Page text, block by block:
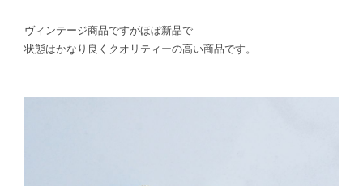
ヴィンテージ商品ですがほぼ新品で
状態はかなり良くクオリティーの高い商品です。